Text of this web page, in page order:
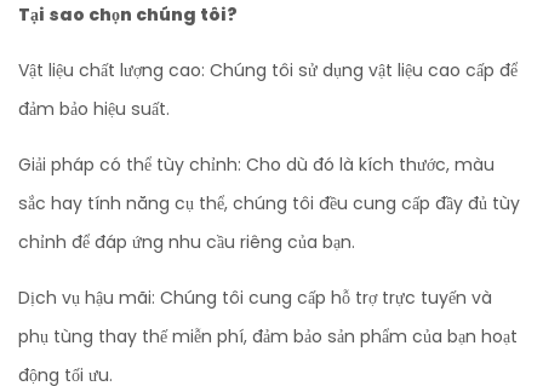
Tại sao chọn chúng tôi?
Vật liệu chất lượng cao: Chúng tôi sử dụng vật liệu cao cấp để
đảm bảo hiệu suất.
Giải pháp có thể tùy chỉnh: Cho dù đó là kích thước, màu
sắc hay tính năng cụ thể, chúng tôi đều cung cấp đầy đủ tùy
chỉnh để đáp ứng nhu cầu riêng của bạn.
Dịch vụ hậu mãi: Chúng tôi cung cấp hỗ trợ trực tuyến và
phụ tùng thay thế miễn phí, đảm bảo sản phẩm của bạn hoạt
động tối ưu.